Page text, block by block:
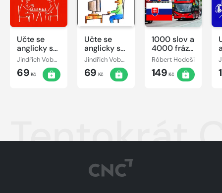
Učte se
anglicky s
vtipem 2 Jindřich Vobořil
69 Kč
Učte se
anglicky s
vtipem 3 Jindřich Vobořil
69 Kč
1000 slov a
4000 fráz,
anglicky-
slovensky
Róbert Hodoši
149 Kč
Tentokrát